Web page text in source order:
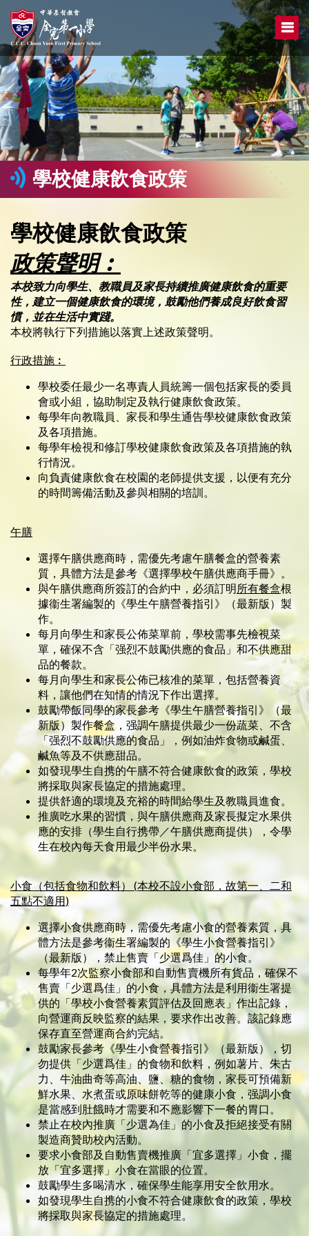
學校健康飲食政策
學校健康飲食政策
政策聲明︰
本校致力向學生、教職員及家長持續推廣健康飲食的重要
性，建立一個健康飲食的環境，鼓勵他們養成良好飲食習
慣，並在生活中實踐。
本校將執行下列措施以落實上述政策聲明。
行政措施︰
學校委任最少一名專責人員統籌一個包括家長的委員
會或小組，協助制定及執行健康飲食政策。
每學年向教職員、家長和學生通告學校健康飲食政策
及各項措施。
每學年檢視和修訂學校健康飲食政策及各項措施的執
行情況。
向負責健康飲食在校園的老師提供支援，以便有充分
的時間籌備活動及參與相關的培訓。
午膳
選擇午膳供應商時，需優先考慮午膳餐盒的營養素
質，具體方法是參考《選擇學校午膳供應商手冊》。
與午膳供應商所簽訂的合約中，必須訂明所有餐盒根
據衞生署編製的《學生午膳營養指引》（最新版）製
作。
每月向學生和家長公佈菜單前，學校需事先檢視菜
單，確保不含「强烈不鼓勵供應的食品」和不供應甜
品的餐款。
每月向學生和家長公佈已核准的菜單，包括營養資
料，讓他們在知情的情況下作出選擇。
鼓勵帶飯同學的家長參考《學生午膳營養指引》（最
新版）製作餐盒，强調午膳提供最少一份蔬菜、不含
「强烈不鼓勵供應的食品」，例如油炸食物或鹹蛋、
鹹魚等及不供應甜品。
如發現學生自携的午膳不符合健康飲食的政策，學校
將採取與家長協定的措施處理。
提供舒適的環境及充裕的時間給學生及教職員進食。
推廣吃水果的習慣，與午膳供應商及家長擬定水果供
應的安排（學生自行携帶／午膳供應商提供），令學
生在校內每天食用最少半份水果。
小食（包括食物和飲料） (本校不設小食部，故第一、二和
五點不適用)
選擇小食供應商時，需優先考慮小食的營養素質，具
體方法是參考衞生署編製的《學生小食營養指引》
（最新版），禁止售賣「少選爲佳」的小食。
每學年2次監察小食部和自動售賣機所有貨品，確保不
售賣「少選爲佳」的小食，具體方法是利用衞生署提
供的「學校小食營養素質評估及回應表」作出記錄，
向營運商反映監察的結果，要求作出改善。該記錄應
保存直至營運商合約完結。
鼓勵家長參考《學生小食營養指引》（最新版），切
勿提供「少選爲佳」的食物和飲料，例如薯片、朱古
力、牛油曲奇等高油、鹽、糖的食物，家長可預備新
鮮水果、水煮蛋或原味餅乾等的健康小食，强調小食
是當感到肚餓時才需要和不應影響下一餐的胃口。
禁止在校內推廣「少選為佳」的小食及拒絕接受有關
製造商贊助校內活動。
要求小食部及自動售賣機推廣「宜多選擇」小食，擺
放「宜多選擇」小食在當眼的位置。
鼓勵學生多喝清水，確保學生能享用安全飲用水。
如發現學生自携的小食不符合健康飲食的政策，學校
將採取與家長協定的措施處理。